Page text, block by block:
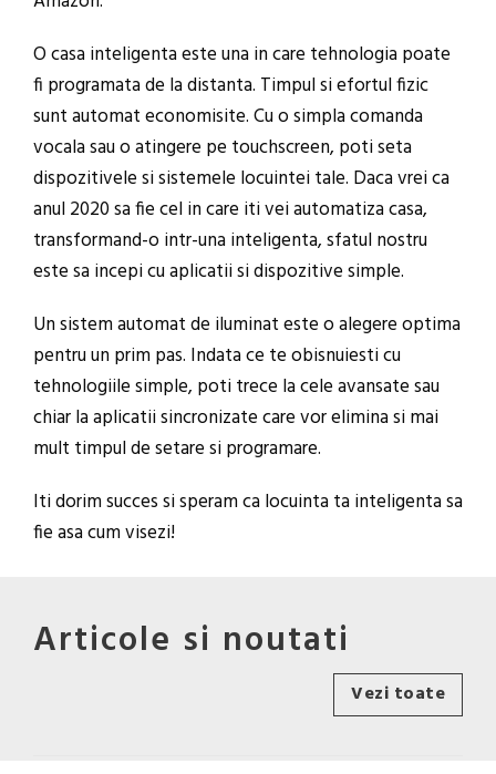
O casa inteligenta este una in care tehnologia poate
fi programata de la distanta. Timpul si efortul fizic
sunt automat economisite. Cu o simpla comanda
vocala sau o atingere pe touchscreen, poti seta
dispozitivele si sistemele locuintei tale. Daca vrei ca
anul 2020 sa fie cel in care iti vei automatiza casa,
transformand-o intr-una inteligenta, sfatul nostru
este sa incepi cu aplicatii si dispozitive simple.
Un sistem automat de iluminat este o alegere optima
pentru un prim pas. Indata ce te obisnuiesti cu
tehnologiile simple, poti trece la cele avansate sau
chiar la aplicatii sincronizate care vor elimina si mai
mult timpul de setare si programare.
Iti dorim succes si speram ca locuinta ta inteligenta sa
fie asa cum visezi!
Articole si noutati
Vezi toate